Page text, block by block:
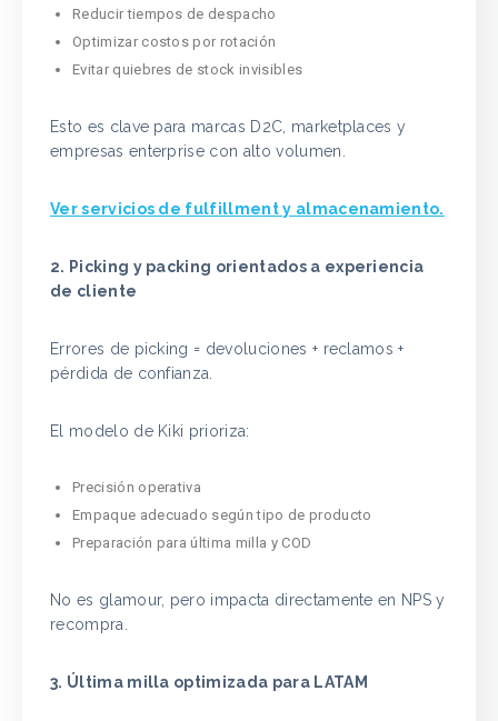
Reducir tiempos de despacho
Optimizar costos por rotación
Evitar quiebres de stock invisibles
Esto es clave para marcas D2C, marketplaces y
empresas enterprise con alto volumen.
Ver servicios de fulfillment y almacenamiento.
2. Picking y packing orientados a experiencia
de cliente
Errores de picking = devoluciones + reclamos +
pérdida de confianza.
El modelo de Kiki prioriza:
Precisión operativa
Empaque adecuado según tipo de producto
Preparación para última milla y COD
No es glamour, pero impacta directamente en NPS y
recompra.
3. Última milla optimizada para LATAM